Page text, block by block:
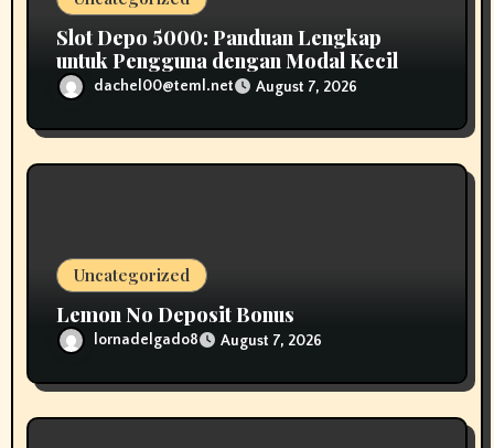
Slot Depo 5000: Panduan Lengkap
untuk Pengguna dengan Modal Kecil
dachel00@teml.net August 7, 2026
Uncategorized
Lemon No Deposit Bonus
lornadelgado8 August 7, 2026